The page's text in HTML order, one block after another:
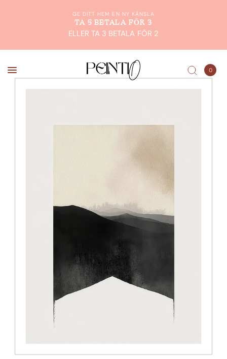
GE DITT HEM EN NY KÄNSLA
TA 5 BETALA FÖR 3
ELLER TA 3 BETALA FÖR 2
0